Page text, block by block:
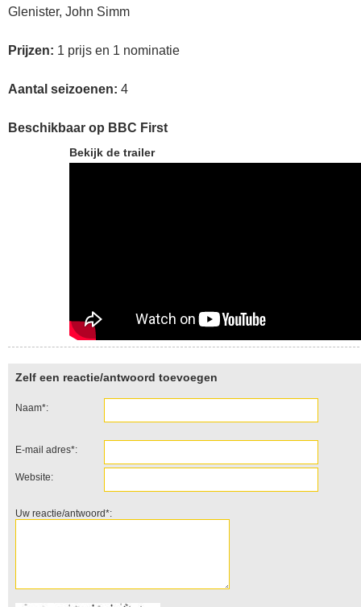
Glenister, John Simm
Prijzen: 1 prijs en 1 nominatie
Aantal seizoenen: 4
Beschikbaar op BBC First
Bekijk de trailer
Zelf een reactie/antwoord toevoegen
Naam*:
E-mail adres*:
Website:
Uw reactie/antwoord*: